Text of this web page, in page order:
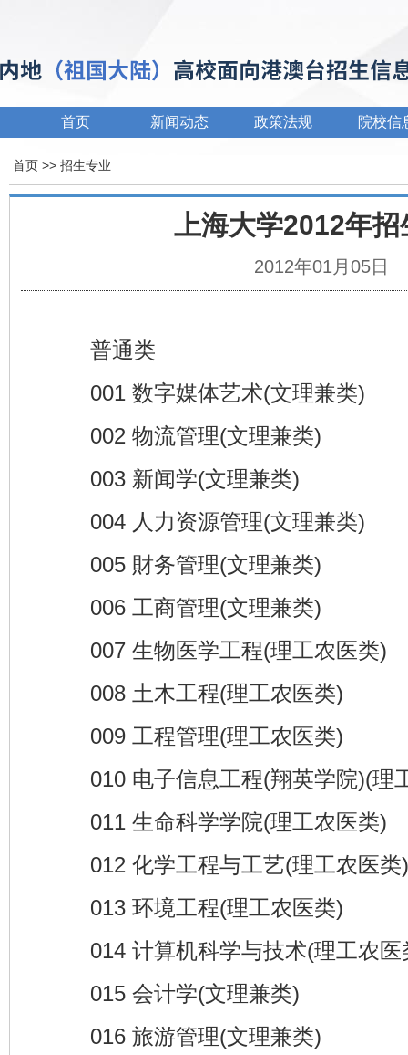
首页 新闻动态 政策法规 院校信
首页 >> 招生专业
上海大学2012年招
2012年01月05日
普通类
001 数字媒体艺术(文理兼类)
002 物流管理(文理兼类)
003 新闻学(文理兼类)
004 人力资源管理(文理兼类)
005 財务管理(文理兼类)
006 工商管理(文理兼类)
007 生物医学工程(理工农医类)
008 土木工程(理工农医类)
009 工程管理(理工农医类)
010 电子信息工程(翔英学院)(理
011 生命科学学院(理工农医类)
012 化学工程与工艺(理工农医类)
013 环境工程(理工农医类)
014 计算机科学与技术(理工农医
015 会计学(文理兼类)
016 旅游管理(文理兼类)